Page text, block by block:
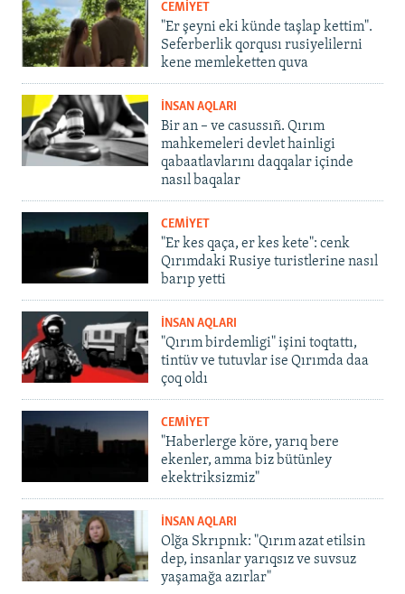
CEMİYET
"Er şeyni eki künde taşlap kettim".
Seferberlik qorqusı rusiyelilerni
kene memleketten quva
İNSAN AQLARI
Bir an – ve casussıñ. Qırım
mahkemeleri devlet hainligi
qabaatlavlarını daqqalar içinde
nasıl baqalar
CEMİYET
"Er kes qaça, er kes kete": cenk
Qırımdaki Rusiye turistlerine nasıl
barıp yetti
İNSAN AQLARI
"Qırım birdemligi" işini toqtattı,
tintüv ve tutuvlar ise Qırımda daa
çoq oldı
CEMİYET
"Haberlerge köre, yarıq bere
ekenler, amma biz bütünley
ekektriksizmiz"
İNSAN AQLARI
Olğa Skrıpnık: "Qırım azat etilsin
dep, insanlar yarıqsız ve suvsuz
yaşamağa azırlar"